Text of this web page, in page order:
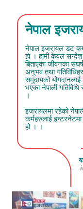
नेपाल
नेपाल इजरायल डट
हो । हामी केवल सन्देश
बिताएका जीवनका
अनुभव तथा
समुदायको
भएका नेपाली
।
इजरायलमा रहेको
कर्महरुलाई
हो । ।